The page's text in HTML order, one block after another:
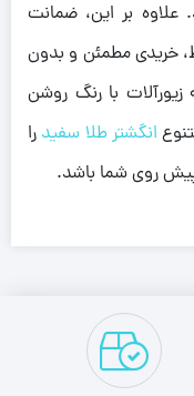
بر این، ضمانت
خریدی مطمئن و بدون
زیورآلات با رنگ روشن
انگشتر طلا سفید را
پیش روی شما باشد.